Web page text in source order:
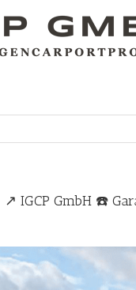
IGCP GmbH ☎️